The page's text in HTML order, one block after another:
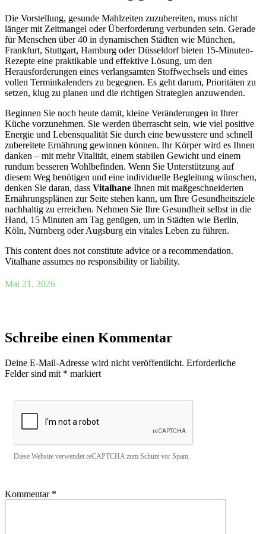
Die Vorstellung, gesunde Mahlzeiten zuzubereiten, muss nicht
länger mit Zeitmangel oder Überforderung verbunden sein. Gerade
für Menschen über 40 in dynamischen Städten wie München,
Frankfurt, Stuttgart, Hamburg oder Düsseldorf bieten 15-Minuten-
Rezepte eine praktikable und effektive Lösung, um den
Herausforderungen eines verlangsamten Stoffwechsels und eines
vollen Terminkalenders zu begegnen. Es geht darum, Prioritäten zu
setzen, klug zu planen und die richtigen Strategien anzuwenden.
Beginnen Sie noch heute damit, kleine Veränderungen in Ihrer
Küche vorzunehmen. Sie werden überrascht sein, wie viel positive
Energie und Lebensqualität Sie durch eine bewusstere und schnell
zubereitete Ernährung gewinnen können. Ihr Körper wird es Ihnen
danken – mit mehr Vitalität, einem stabilen Gewicht und einem
rundum besseren Wohlbefinden. Wenn Sie Unterstützung auf
diesem Weg benötigen und eine individuelle Begleitung wünschen,
denken Sie daran, dass Vitalhane Ihnen mit maßgeschneiderten
Ernährungsplänen zur Seite stehen kann, um Ihre Gesundheitsziele
nachhaltig zu erreichen. Nehmen Sie Ihre Gesundheit selbst in die
Hand, 15 Minuten am Tag genügen, um in Städten wie Berlin,
Köln, Nürnberg oder Augsburg ein vitales Leben zu führen.
This content does not constitute advice or a recommendation.
Vitalhane assumes no responsibility or liability.
Mai 21, 2026
Schreibe einen Kommentar
Deine E-Mail-Adresse wird nicht veröffentlicht. Erforderliche
Felder sind mit * markiert
Diese Website verwendet reCAPTCHA zum Schutz vor Spam.
Kommentar *